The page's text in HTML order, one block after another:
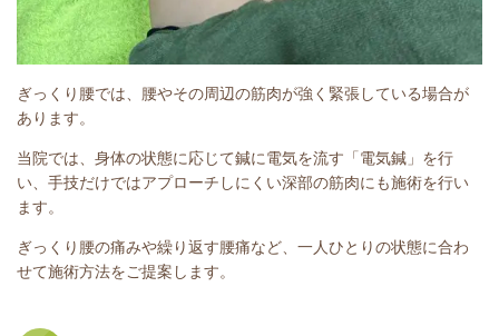
ぎっくり腰では、腰やその周辺の筋肉が強く緊張している場合が
あります。
当院では、身体の状態に応じて鍼に電気を流す「電気鍼」を行
い、手技だけではアプローチしにくい深部の筋肉にも施術を行い
ます。
ぎっくり腰の痛みや繰り返す腰痛など、一人ひとりの状態に合わ
せて施術方法をご提案します。